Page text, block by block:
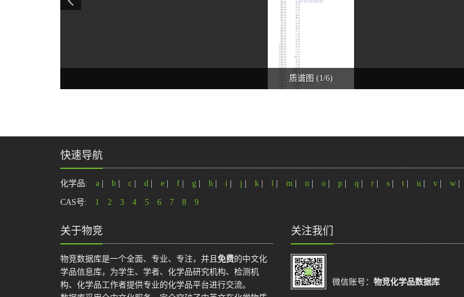
质谱图 (1/6)
快速导航
化学品: a b c d e f g h i j k l m n o p q r s t u v w
CAS号: 1 2 3 4 5 6 7 8 9
关于物竞
物竞数据库是一个全面、专业、专注，并且 免费的中文化
学品信息库，为学生、学者、化学品研究机构、检测机
构、化学品工作者提供专业的化学品平台进行交流。
关注我们
微信账号： 物竞化学品数据库